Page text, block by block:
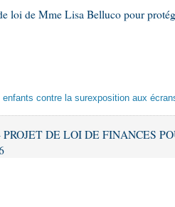
loi de Mme Lisa Belluco pour
contre la surexposition aux
PROJET DE LOI DE FINANCES